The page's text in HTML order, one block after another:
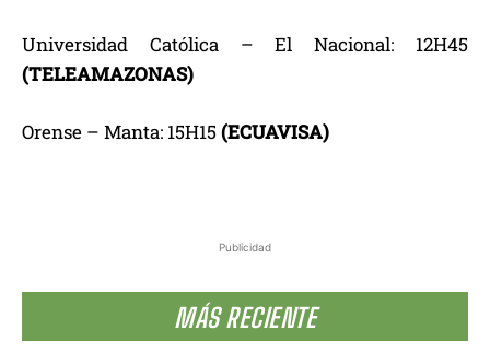
Publicidad
MÁS RECIENTE
Universidad Católica – El Nacional: 12H45
(TELEAMAZONAS)
Orense – Manta: 15H15(ECUAVISA)